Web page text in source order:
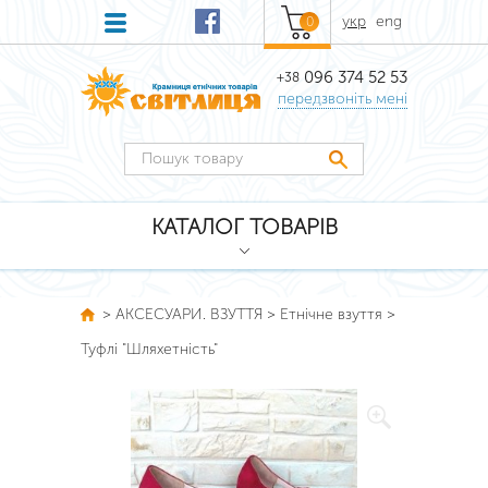
укр eng
0
+38 096 374 52 53
передзвоніть мені
КАТАЛОГ ТОВАРІВ
> АКСЕСУАРИ. ВЗУТТЯ > Етнічне взуття >
Туфлі "Шляхетність"